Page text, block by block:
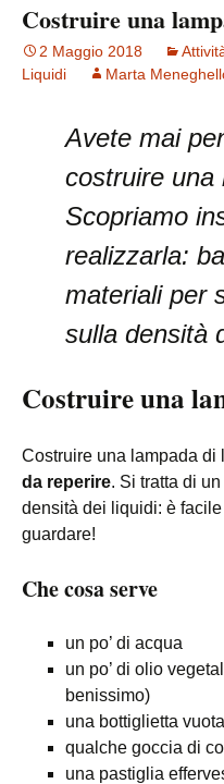
Costruire una
2 Maggio 2018
Liquidi
Marta
Avete mai
costruire una
Scopriamo
realizzarla:
materiali per
sulla densità
Costruire una
Costruire una lampada di
da reperire. Si tratta di
densità dei liquidi: è
guardare!
Che cosa serve
un po’ di acqua
un po’ di olio
benissimo)
una bottiglietta
qualche goccia di
una pastiglia